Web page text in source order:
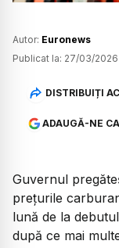
Autor: Euronews
Publicat la: 27/03/2026
DISTRIBUIȚI
ADAUGĂ-NE
Guvernul
prețurile
lună de la
după ce mai